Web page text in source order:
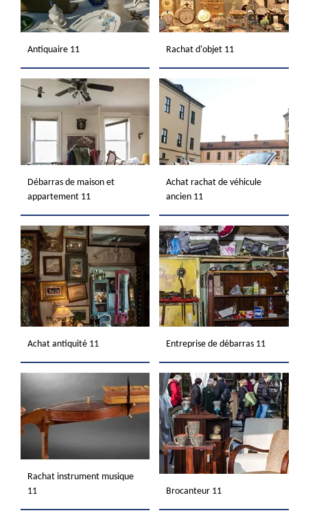
Antiquaire 11 Rachat d'objet 11
Débarras de maison et
appartement 11
Achat rachat de véhicule
ancien 11
Achat antiquité 11 Entreprise de débarras 11
Rachat instrument musique
11
Brocanteur 11